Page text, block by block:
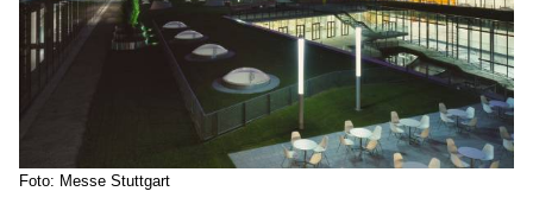
Foto: Messe Stuttgart